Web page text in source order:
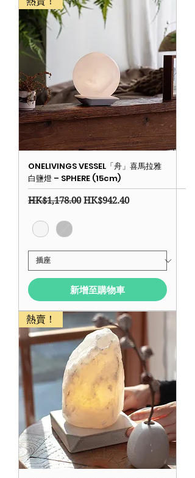
ONELIVINGS VESSEL「舟」喜馬拉雅
白鹽燈 – SPHERE (15cm)
一般價格
HK$1,178.00 促銷價格
HK$942.40
新增至購物車
熱賣！